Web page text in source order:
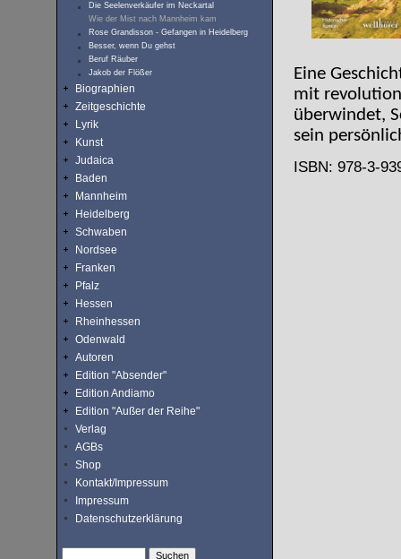
Die Seelenverkäufer im Neckartal
Wie der Mist nach Mannheim kam
Rose Grandisson - Gefangen in Heidelberg
Besser, wenn Du gehst
Beruf Räuber
Jakob der Flößer
Biographien
Zeitgeschichte
Lyrik
Kunst
Judaica
Baden
Mannheim
Heidelberg
Schwaben
Nordsee
Franken
Pfalz
Hessen
Rheinhessen
Odenwald
Autoren
Edition "Absender"
Edition Andiamo
Edition "Außer der Reihe"
Verlag
AGBs
Shop
Kontakt/Impressum
Impressum
Datenschutzerklärung
Eine
mit
überwindet,
sein
ISBN: 978-3-